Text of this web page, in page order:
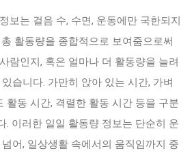
보는 걸음 수, 수면, 운동에만 국한되지
활동량을 종합적으로 보여줌으로써
람인지, 혹은 얼마나 더 활동량을 늘려
습니다. 가만히 앉아 있는 시간, 가벼
활동 시간, 격렬한 활동 시간 등을 구분
. 이러한 일일 활동량 정보는 단순히 운
어, 일상생활 속에서의 움직임까지 중